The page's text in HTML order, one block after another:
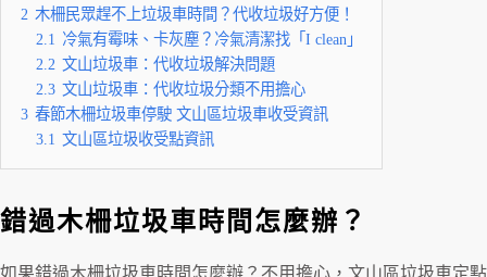
2 木柵民眾趕不上垃圾車時間？代收垃圾好方便！
2.1 冷氣有霉味、卡灰塵？冷氣清潔找「I clean」
2.2 文山垃圾車：代收垃圾解決問題
2.3 文山垃圾車：代收垃圾分類不用擔心
3 春節木柵垃圾車停駛 文山區垃圾車收受資訊
3.1 文山區垃圾收受點資訊
錯過木柵垃圾車時間怎麼辦？